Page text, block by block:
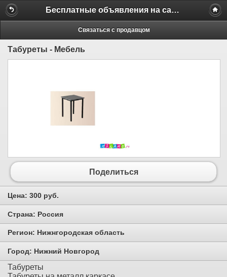
Бесплатные объявления на сайте MILAMO.ru
Связаться с продавцом
Табуреты - Мебель
Поделиться
Цена: 300 руб.
Страна: Россия
Регион: Нижнгородская область
Город: Нижний Новгород
Табуреты